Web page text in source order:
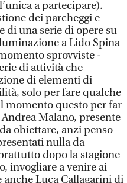
a partecipare).
dei parcheggi e
di una serie di opere su
a Lido Spina
sprovviste -
di attività che
di elementi di
solo per fare qualche
momento questo per far
Malano, presente
obiettare, anzi penso
nulla da
dopo la stagione
invogliare a venire ai
anche Luca Callagarini di